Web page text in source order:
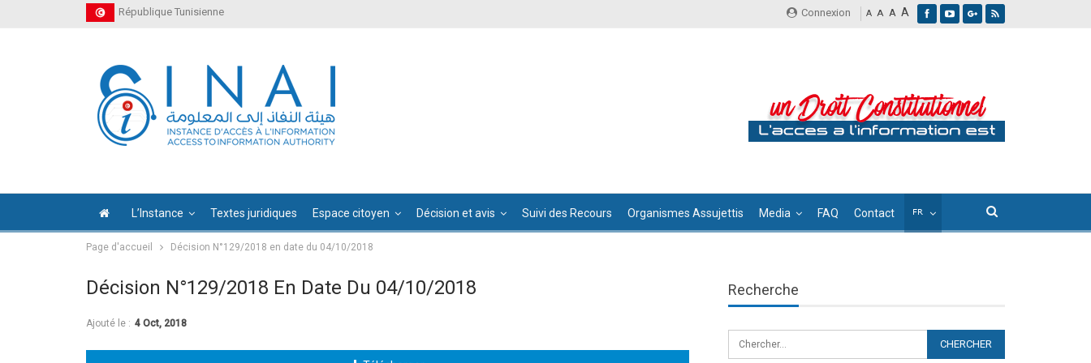
Connexion A A A A
République Tunisienne
L’Instance Textes juridiques Espace citoyen Décision et avis Suivi des Recours Organismes Assujettis Media FAQ Contact
Page d'accueil Décision N°129/2018 en date du 04/10/2018
Décision N°129/2018 En Date Du 04/10/2018
Ajouté le : 4 Oct, 2018
Recherche